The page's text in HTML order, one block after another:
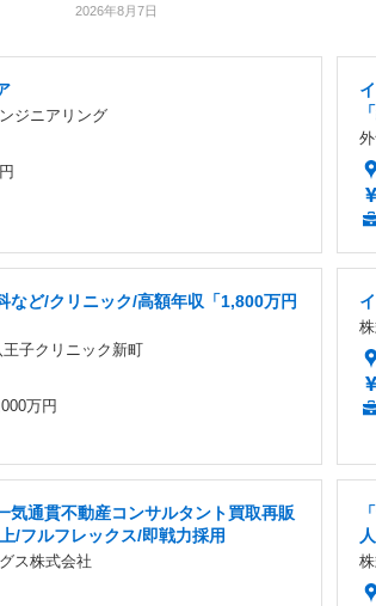
2026年8月7日
ジニアリング
など/クリニック/高額年収「1,800万円
子クリニック新町
万円
気通貫不動産コンサルタント買取再販
/フルフレックス/即戦力採用
ス株式会社